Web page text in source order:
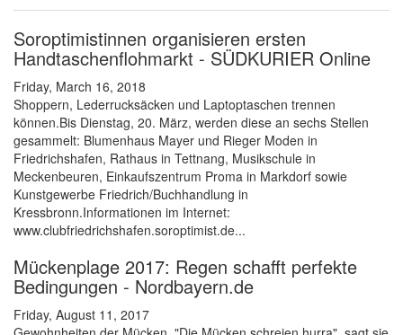
Soroptimistinnen organisieren ersten
Handtaschenflohmarkt - SÜDKURIER Online
Friday, March 16, 2018
Shoppern, Lederrucksäcken und Laptoptaschen trennen
können.Bis Dienstag, 20. März, werden diese an sechs Stellen
gesammelt: Blumenhaus Mayer und Rieger Moden in
Friedrichshafen, Rathaus in Tettnang, Musikschule in
Meckenbeuren, Einkaufszentrum Proma in Markdorf sowie
Kunstgewerbe Friedrich/Buchhandlung in
Kressbronn.Informationen im Internet:
www.clubfriedrichshafen.soroptimist.de...
Mückenplage 2017: Regen schafft perfekte
Bedingungen - Nordbayern.de
Friday, August 11, 2017